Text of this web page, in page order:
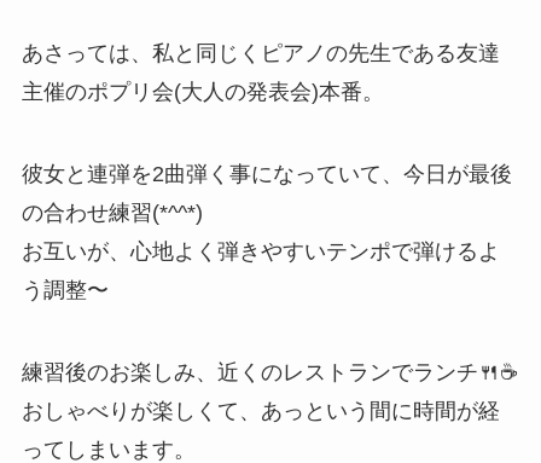
あさっては、私と同じくピアノの先生である友達
主催のポプリ会(大人の発表会)本番。
彼女と連弾を2曲弾く事になっていて、今日が最後
の合わせ練習(*^^*)
お互いが、心地よく弾きやすいテンポで弾けるよ
う調整〜
練習後のお楽しみ、近くのレストランでランチ🍴☕️
おしゃべりが楽しくて、あっという間に時間が経
ってしまいます。